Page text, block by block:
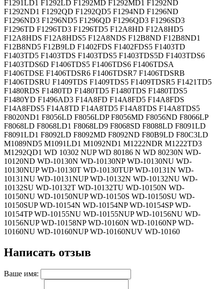
F1291LD1 F1292LD F1292MD F1292MD1 F1292ND
F1292ND1 F1292QD F1292QD5 F1294ND F1296ND
F1296ND3 F1296ND5 F1296QD F1296QD3 F1296SD3
F1296TD F1296TD3 F1296TD5 F12A8HD F12A8HD5
F12A8HDS F12A8HDS5 F12A8NDS F12B8ND F12B8ND1
F12B8ND5 F12B9LD F1402FDS F1402FDS5 F1403TD
F1403TD5 F1403TDS F1403TDS5 F1403TDS5D F1403TDS6
F1403TDS6D F1406TDS5 F1406TDS6 F1406TDSA
F1406TDSE F1406TDSR6 F1406TDSR7 F1406TDSRB
F1406TDSRU F1409TDS F1409TDS5 F1409TDSR5 F1421TD5
F1480RDS F1480TD F1480TD5 F1480TDS F1480TDS5
F1480YD F1496AD3 F14A8FD F14A8FD5 F14A8FDS
F14A8FDS5 F14A8TD F14A8TD5 F14A8TDS F14A8TDS5
F8020ND1 F8056LD F8056LDP F8056MD F8056ND F8066LP
F8068LD F8068LD1 F8068LD9 F8068SD F8088LD F8091LD
F8091LD1 F8092LD F8092MD F8092ND F80B9LD F80C3LD
M1089ND5 M1091LD1 M1092ND1 M1222NDR M1222TD3
M1292QD1 WD 10302 NUP WD 80186 N WD 80230N WD-
10120ND WD-10130N WD-10130NP WD-10130NU WD-
10130NUP WD-10130T WD-10130TUP WD-10131N WD-
10131NU WD-10131NUP WD-10132N WD-10132NU WD-
10132SU WD-10132T WD-10132TU WD-10150N WD-
10150NU WD-10150NUP WD-10150S WD-10150SU WD-
10150SUP WD-10154N WD-10154NP WD-10154SP WD-
10154TP WD-10155NU WD-10155NUP WD-10156NU WD-
10156NUP WD-10158NP WD-10160N WD-10160NP WD-
10160NU WD-10160NUP WD-10160NUV WD-10160
Написать отзыв
Ваше имя: